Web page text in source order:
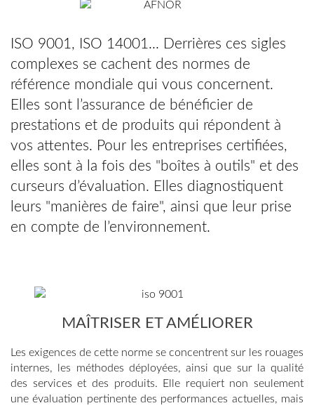
ISO 9001, ISO 14001... Derrières ces sigles
complexes se cachent des normes de
référence mondiale qui vous concernent.
Elles sont l’assurance de bénéficier de
prestations et de produits qui répondent à
vos attentes. Pour les entreprises certifiées,
elles sont à la fois des "boîtes à outils" et des
curseurs d’évaluation. Elles diagnostiquent
leurs "manières de faire", ainsi que leur prise
en compte de l’environnement.
MAÎTRISER ET AMÉLIORER
Les exigences de cette norme se concentrent sur les rouages
internes, les méthodes déployées, ainsi que sur la qualité
des services et des produits. Elle requiert non seulement
une évaluation pertinente des performances actuelles, mais